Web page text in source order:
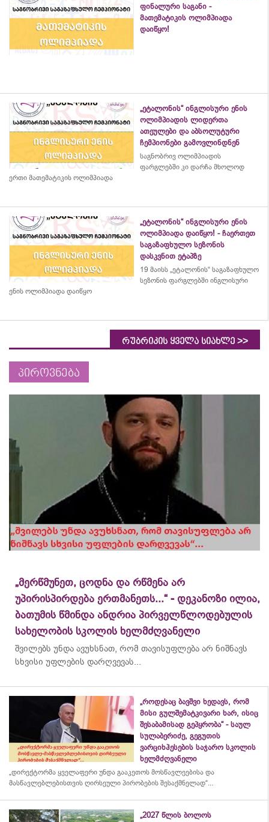
ფინალური საგანი -
მათემატიკის ოლიმპიადა
დაიწყო!
„ეტალონის“ ინგლისური ენის
ოლიმპიადის ლიდერთა
ათეულები და აბსოლუტური
ჩემპიონები გამოვლინდნენ
საგნობრივ ოლიმპიადის
ფარგლებში კი დარჩა მხოლოდ
ერთი მათემატიკის ოლიმპიადა
„ეტალონის“ ინგლისური ენის
ოლიმპიადა დაიწყო! - ჩაერთეთ
საგაზაფხულო სეზონის
დასკვნით ეტაპზე
19 მაისს „ეტალონის“ საგაზაფხულო
სეზონის ფარგლებში ინგლისური
ენის ოლიმპიადა დაიწყო
რუბრიკის ყველა სიახლე >>
პიროვნება
„მერწმუნეთ, ცოდნა და რწმენა არ
უპირისპირდება ერთმანეთს...“ - დეკანოზი ილია,
ბათუმის წმინდა ანდრია პირველწლოდებულის
სახელობის სკოლის ხელმძღვანელი
შვილებს უნდა ავუხსნათ, რომ თავისუფლება არ ნიშნავს
სხვისი უფლების დარღვევას...
„როდესაც ბავშვი ხედავს, რომ
მისი გულშემატკივარი ხარ, ისიც
შესაბამისად გეპყრობა“ - საულ
სულაბერიძე, გეგუთის
ვარციხჰესების საჯარო სკოლის
ხელმძღვანელი
„დირექტორმა ყველაფერი უნდა გააკეთოს მოსწავლეებისა და
მასწავლებლებისთვის ღირსეული პირობების შესაქმნელად“...
„2027 წლის ბოლოს